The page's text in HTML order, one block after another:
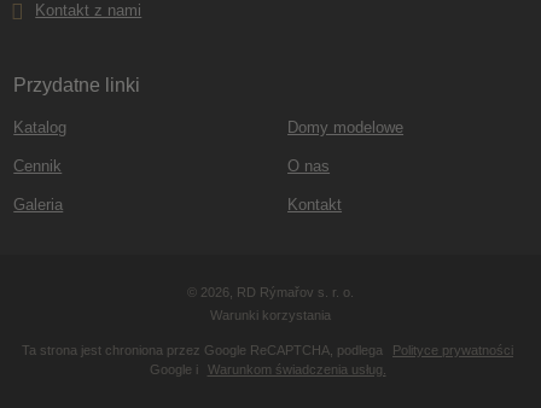
Kontakt z nami
Przydatne linki
Katalog
Cennik
Galeria
Domy modelowe
O nas
Kontakt
© 2026, RD Rýmařov s. r. o.
Warunki korzystania
Ta strona jest chroniona przez Google ReCAPTCHA, podlega
Polityce prywatności
Google i
Warunkom świadczenia usług.